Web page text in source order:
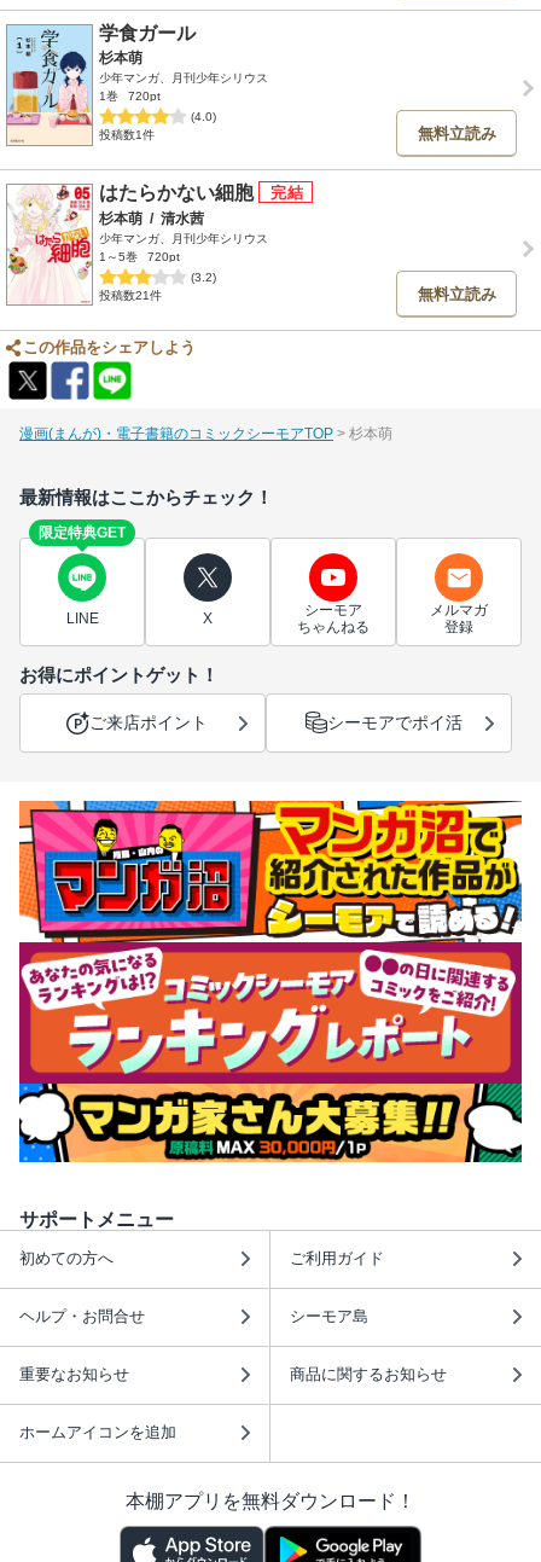
学食ガール
杉本萌
少年マンガ、月刊少年シリウス
1巻
720pt
(4.0)
投稿数1件
無料立読み
はたらかない細胞
杉本萌 / 清水茜
少年マンガ、月刊少年シリウス
1～5巻
720pt
(3.2)
投稿数21件
無料立読み
この作品をシェアしよう
漫画(まんが)・電子書籍のコミックシーモアTOP 杉本萌
最新情報はここからチェック！
限定特典GET
LINE X
シーモア
ちゃんねる
メルマガ
登録
お得にポイントゲット！
ご来店ポイント シーモアでポイ活
サポートメニュー
初めての方へ ご利用ガイド
ヘルプ・お問合せ シーモア島
重要なお知らせ 商品に関するお知らせ
ホームアイコンを追加
本棚アプリを無料ダウンロード！